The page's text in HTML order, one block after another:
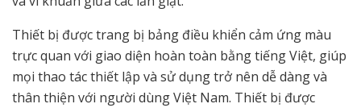
Thiết bị được trang bị bảng điều khiển cảm ứng màu
trực quan với giao diện hoàn toàn bằng tiếng Việt, giúp
mọi thao tác thiết lập và sử dụng trở nên dễ dàng và
thân thiện với người dùng Việt Nam. Thiết bị được